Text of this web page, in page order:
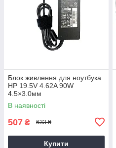
Блок живлення для ноутбука
HP 19.5V 4.62A 90W
4.5×3.0мм
В наявності
507 ₴ 633 ₴
Купити